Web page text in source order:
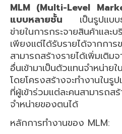
MLM (Multi-Level
แบบหลายชั้น เป็นรูปแบบธุ
ข่ายในการกระจายสินค้าแล
เพียงแต่ได้รับรายได้จา
สามารถสร้างรายได้เพิ่มเติม
อื่นเข้ามาเป็นตัวแทนจำหน่าย
โดยโครงสร้างจะทำงานใน
ที่ผู้เข้าร่วมแต่ละคนสามารถส
จำหน่ายของตนได้
หลักการทำงานของ MLM: